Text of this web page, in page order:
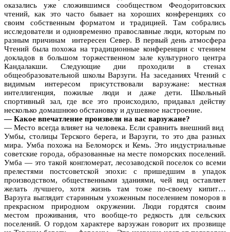
оказались уже сложившимся сообществом Феодоритовских
чтений, как это часто бывает на хороших конференциях со
своим собственным форматом и традицией. Там собрались
исследователи и одновременно православные люди, которым по
разным причинам интересен Север. В первый день атмосфера
Чтений была похожа на традиционные конференции с чтением
докладов в большом торжественном зале культурного центра
Кандалакши. Следующие дни проходили в стенах
общеобразовательной школы Варзуги. На заседаниях Чтений с
видимым интересом присутствовали варзужане: местная
интеллигенция, пожилые люди и даже дети. Школьный
спортивный зал, где все это происходило, придавал действу
несколько домашнюю обстановку и душевное настроение.
— Какое впечатление произвели на вас варзужане?
— Место всегда влияет на человека. Если сравнить внешний вид
Умбы, столицы Терского берега, и Варзуги, то это два разных
мира. Умба похожа на Беломорск и Кемь. Это индустриальные
советские города, образованные на месте поморских поселений.
Умба — это такой конгломерат, лесозаводской поселок со всеми
прелестями постсоветской эпохи: с пришедшим в упадок
производством, общественными зданиями, чей вид оставляет
желать лучшего, хотя жизнь там тоже по-своему кипит…
Варзуга выглядит старинным ухоженным поселением поморов в
прекрасном природном окружении. Люди гордятся своим
местом проживания, что вообще-то редкость для сельских
поселений. О гордом характере варзужан говорит их прозвище